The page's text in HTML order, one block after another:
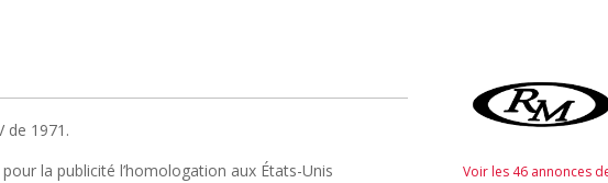
de 1971.
la publicité l’homologation aux États-Unis
Voir les 46 annonces